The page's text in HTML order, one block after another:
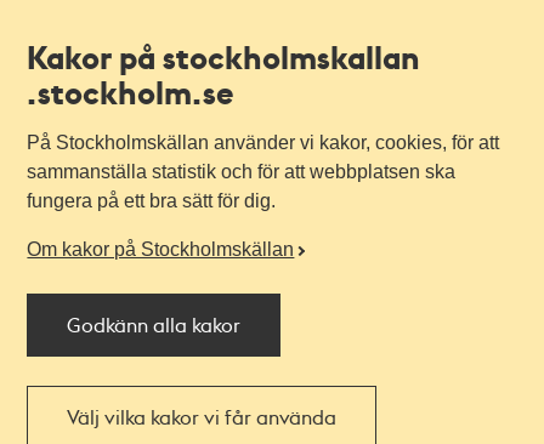
Kakor på stockholmskallan
.stockholm.se
På Stockholmskällan använder vi kakor, cookies, för att
sammanställa statistik och för att webbplatsen ska
fungera på ett bra sätt för dig.
Om kakor på Stockholmskällan
Godkänn alla kakor
Välj vilka kakor vi får använda